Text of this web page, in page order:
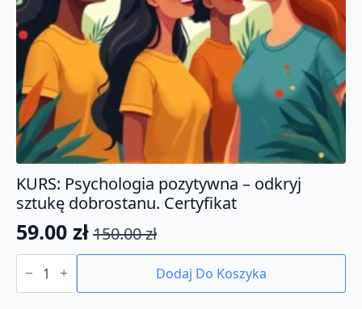
KURS: Psychologia pozytywna – odkryj
sztukę dobrostanu. Certyfikat
150.00zł
Pierwotna
cena
wynosiła:
59.00 zł
Aktualna
cena
wynosi:
ilość
KURS:
pozytywna
Dodaj Do Koszyka